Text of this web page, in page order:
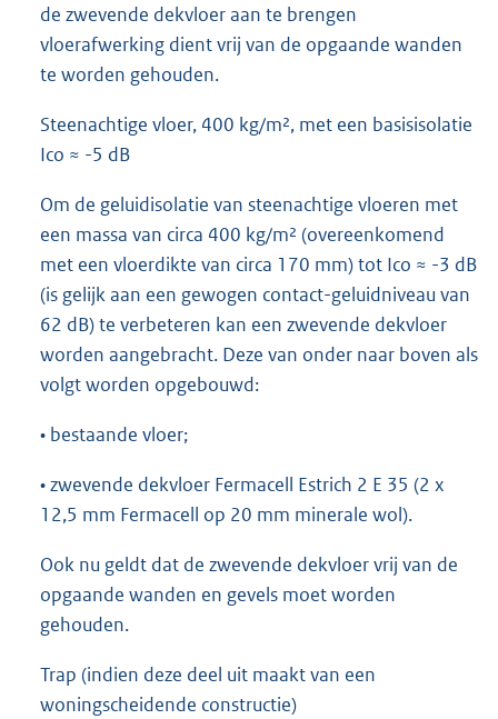
de zwevende dekvloer aan te brengen
vloerafwerking dient vrij van de opgaande wanden
te worden gehouden.
Steenachtige vloer, 400 kg/m², met een basisisolatie
Ico ≈ -5 dB
Om de geluidisolatie van steenachtige vloeren met
een massa van circa 400 kg/m² (overeenkomend
met een vloerdikte van circa 170 mm) tot Ico ≈ -3 dB
(is gelijk aan een gewogen contact-geluidniveau van
62 dB) te verbeteren kan een zwevende dekvloer
worden aangebracht. Deze van onder naar boven als
volgt worden opgebouwd:
• bestaande vloer;
• zwevende dekvloer Fermacell Estrich 2 E 35 (2 x
12,5 mm Fermacell op 20 mm minerale wol).
Ook nu geldt dat de zwevende dekvloer vrij van de
opgaande wanden en gevels moet worden
gehouden.
Trap (indien deze deel uit maakt van een
woningscheidende constructie)